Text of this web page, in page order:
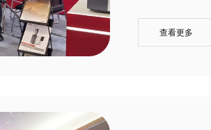
查看更多